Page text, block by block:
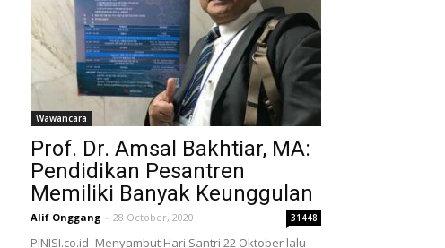
Wawancara
Prof. Dr. Amsal Bakhtiar, MA:
Pendidikan Pesantren
Memiliki Banyak Keunggulan
Alif Onggang - 28 October, 2020 31448
PINISI.co.id- Menyambut Hari Santri 22 Oktober lalu